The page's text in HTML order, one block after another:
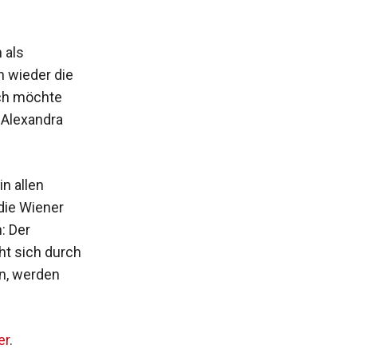
als
wieder die
möchte
allen
Wiener
Der
sich durch
werden
.